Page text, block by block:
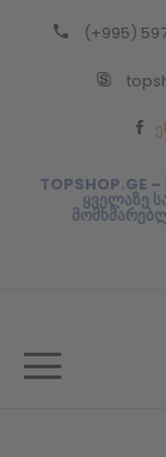
(+995)
TOPSHOP.GE
ყველაზე
Back